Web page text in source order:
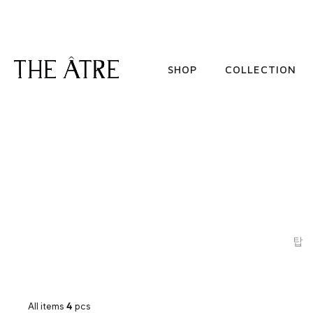
SHOP COLLECTION
탑
All items 4 pcs